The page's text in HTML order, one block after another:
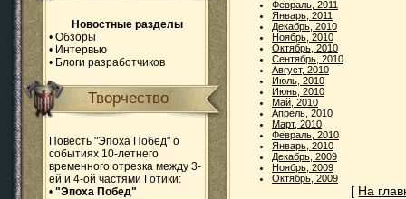
Новостные разделы
• Обзоры
• Интервью
• Блоги разработчиков
Творчество
Повесть "Эпоха Побед" о
событиях 10-летнего
временного отрезка между 3-
ей и 4-ой частями Готики:
• "Эпоха Побед"
Февраль, 2011
Январь, 2011
Декабрь, 2010
Ноябрь, 2010
Октябрь, 2010
Сентябрь, 2010
Август, 2010
Июль, 2010
Июнь, 2010
Май, 2010
Апрель, 2010
Март, 2010
Февраль, 2010
Январь, 2010
Декабрь, 2009
Ноябрь, 2009
Октябрь, 2009
[ На